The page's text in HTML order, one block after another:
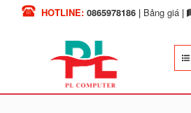
HOTLINE: 0865978186| Bảng giá|